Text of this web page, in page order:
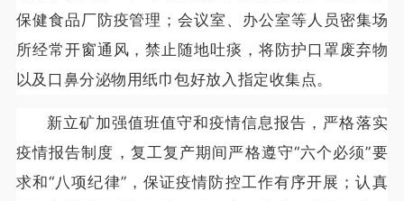
保健食品厂防疫管理；会议室、办公室等人员密集场
所经常开窗通风，禁止随地吐痰，将防护口罩废弃物
以及口鼻分泌物用纸巾包好放入指定收集点。
新立矿加强值班值守和疫情信息报告，严格落实
疫情报告制度，复工复产期间严格遵守“六个必须”要
求和“八项纪律”，保证疫情防控工作有序开展；认真